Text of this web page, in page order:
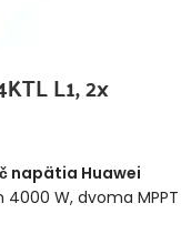
L1, 2x
napätia Huawei
W, dvoma MPPT